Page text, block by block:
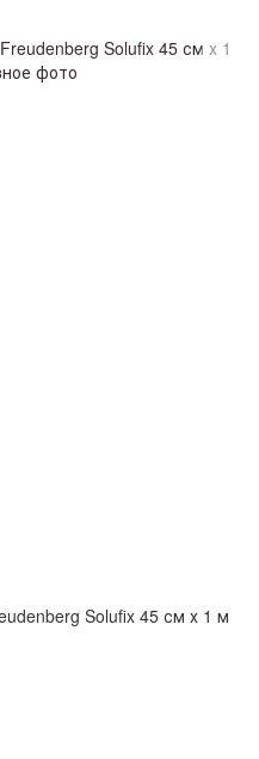
Solufix 45 см х 1 м